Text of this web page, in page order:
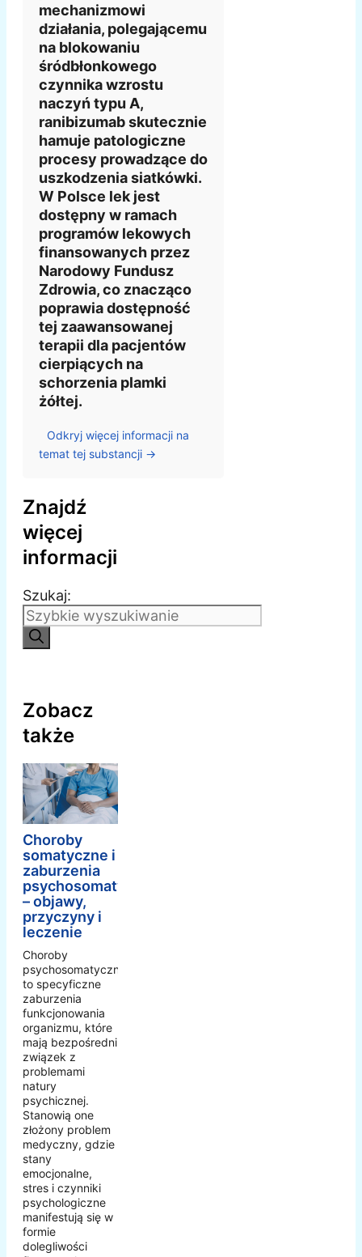
mechanizmowi
działania, polegającemu
na blokowaniu
śródbłonkowego
czynnika wzrostu
naczyń typu A,
ranibizumab skutecznie
hamuje patologiczne
procesy prowadzące do
uszkodzenia siatkówki.
W Polsce lek jest
dostępny w ramach
programów lekowych
finansowanych przez
Narodowy Fundusz
Zdrowia, co znacząco
poprawia dostępność
tej zaawansowanej
terapii dla pacjentów
cierpiących na
schorzenia plamki
żółtej.
Odkryj więcej informacji na
temat tej substancji →
Znajdź
więcej
informacji
Szukaj:
Zobacz
także
Choroby
somatyczne i
zaburzenia
psychosomatyczne
– objawy,
przyczyny i
leczenie
Choroby
psychosomatyczne
to specyficzne
zaburzenia
funkcjonowania
organizmu, które
mają bezpośredni
związek z
problemami
natury
psychicznej.
Stanowią one
złożony problem
medyczny, gdzie
stany
emocjonalne,
stres i czynniki
psychologiczne
manifestują się w
formie
dolegliwości